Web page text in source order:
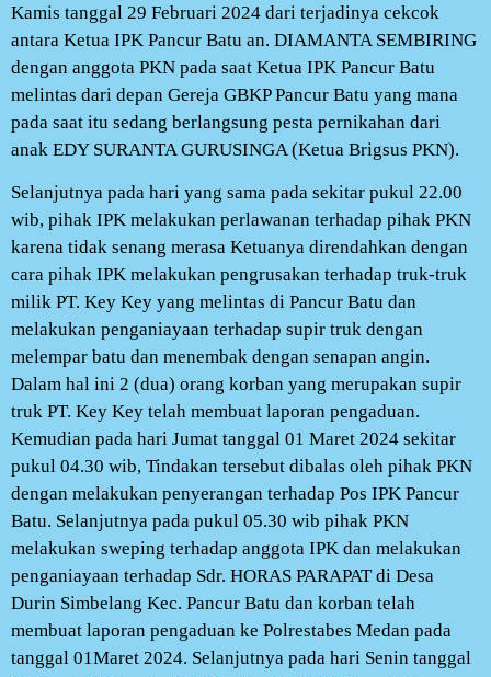
Kamis tanggal 29 Februari 2024 dari terjadinya cekcok
antara Ketua IPK Pancur Batu an. DIAMANTA SEMBIRING
dengan anggota PKN pada saat Ketua IPK Pancur Batu
melintas dari depan Gereja GBKP Pancur Batu yang mana
pada saat itu sedang berlangsung pesta pernikahan dari
anak EDY SURANTA GURUSINGA (Ketua Brigsus PKN).
Selanjutnya pada hari yang sama pada sekitar pukul 22.00
wib, pihak IPK melakukan perlawanan terhadap pihak PKN
karena tidak senang merasa Ketuanya direndahkan dengan
cara pihak IPK melakukan pengrusakan terhadap truk-truk
milik PT. Key Key yang melintas di Pancur Batu dan
melakukan penganiayaan terhadap supir truk dengan
melempar batu dan menembak dengan senapan angin.
Dalam hal ini 2 (dua) orang korban yang merupakan supir
truk PT. Key Key telah membuat laporan pengaduan.
Kemudian pada hari Jumat tanggal 01 Maret 2024 sekitar
pukul 04.30 wib, Tindakan tersebut dibalas oleh pihak PKN
dengan melakukan penyerangan terhadap Pos IPK Pancur
Batu. Selanjutnya pada pukul 05.30 wib pihak PKN
melakukan sweping terhadap anggota IPK dan melakukan
penganiayaan terhadap Sdr. HORAS PARAPAT di Desa
Durin Simbelang Kec. Pancur Batu dan korban telah
membuat laporan pengaduan ke Polrestabes Medan pada
tanggal 01Maret 2024. Selanjutnya pada hari Senin tanggal